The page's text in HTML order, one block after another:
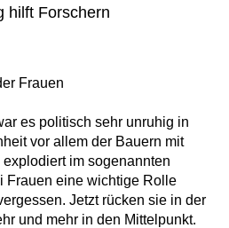
hilft Forschern
Frauen
es politisch sehr unruhig in
vor allem der Bauern mit
im sogenannten
Frauen eine wichtige Rolle
Jetzt rücken sie in der
und mehr in den Mittelpunkt.